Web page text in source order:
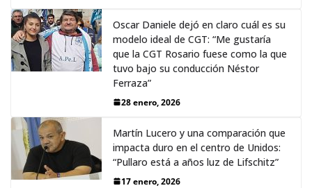
Oscar Daniele dejó en claro cuál es su
modelo ideal de CGT: “Me gustaría
que la CGT Rosario fuese como la que
tuvo bajo su conducción Néstor
Ferraza”
28 enero, 2026
Martín Lucero y una comparación que
impacta duro en el centro de Unidos:
“Pullaro está a años luz de Lifschitz”
17 enero, 2026